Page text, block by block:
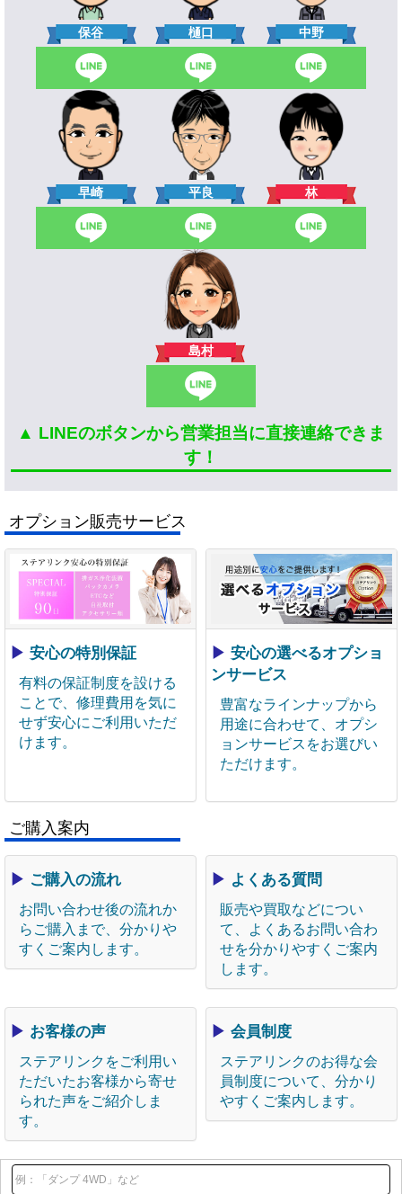
保谷 樋口 中野
早崎 平良 林
島村
▲ LINEのボタンから営業担当に直接連絡できま
す！
オプション販売サービス
▶ 安心の特別保証
有料の保証制度を設ける
ことで、修理費用を気に
せず安心にご利用いただ
けます。
▶ 安心の選べるオプショ
ンサービス
豊富なラインナップから
用途に合わせて、オプシ
ョンサービスをお選びい
ただけます。
ご購入案内
▶ ご購入の流れ
お問い合わせ後の流れか
らご購入まで、分かりや
すくご案内します。
▶ よくある質問
販売や買取などについ
て、よくあるお問い合わ
せを分かりやすくご案内
します。
▶ お客様の声
ステアリンクをご利用い
ただいたお客様から寄せ
られた声をご紹介しま
す。
▶ 会員制度
ステアリンクのお得な会
員制度について、分かり
やすくご案内します。